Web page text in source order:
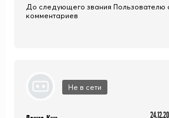
До следующего звания Пользователю
комментариев
Не в сети